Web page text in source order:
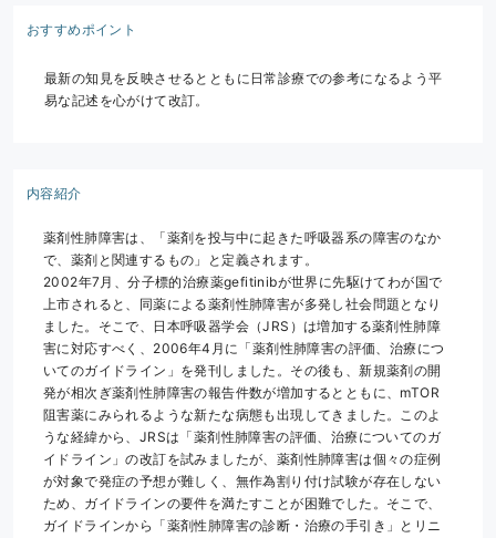
おすすめポイント
最新の知見を反映させるとともに日常診療での参考になるよう平
易な記述を心がけて改訂。
内容紹介
薬剤性肺障害は、「薬剤を投与中に起きた呼吸器系の障害のなか
で、薬剤と関連するもの」と定義されます。
2002年7月、分子標的治療薬gefitinibが世界に先駆けてわが国で
上市されると、同薬による薬剤性肺障害が多発し社会問題となり
ました。そこで、日本呼吸器学会（JRS）は増加する薬剤性肺障
害に対応すべく、2006年4月に「薬剤性肺障害の評価、治療につ
いてのガイドライン」を発刊しました。その後も、新規薬剤の開
発が相次ぎ薬剤性肺障害の報告件数が増加するとともに、mTOR
阻害薬にみられるような新たな病態も出現してきました。このよ
うな経緯から、JRSは「薬剤性肺障害の評価、治療についてのガ
イドライン」の改訂を試みましたが、薬剤性肺障害は個々の症例
が対象で発症の予想が難しく、無作為割り付け試験が存在しない
ため、ガイドラインの要件を満たすことが困難でした。そこで、
ガイドラインから「薬剤性肺障害の診断・治療の手引き」とリニ